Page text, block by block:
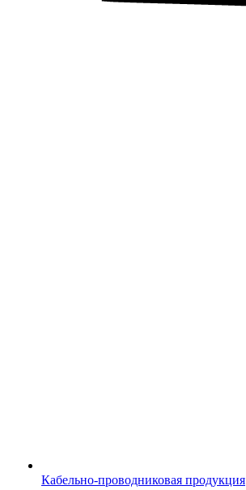
Кабельно-проводниковая продукция